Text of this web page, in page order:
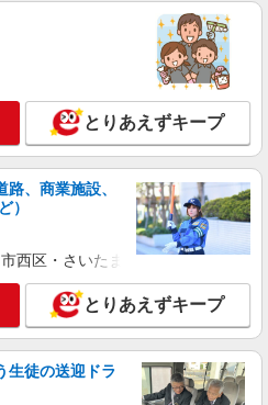
とりあえずキープ
、商業施設、
）
西区・さいたま市岩槻区・久喜市・
とりあえずキープ
生徒の送迎ドラ